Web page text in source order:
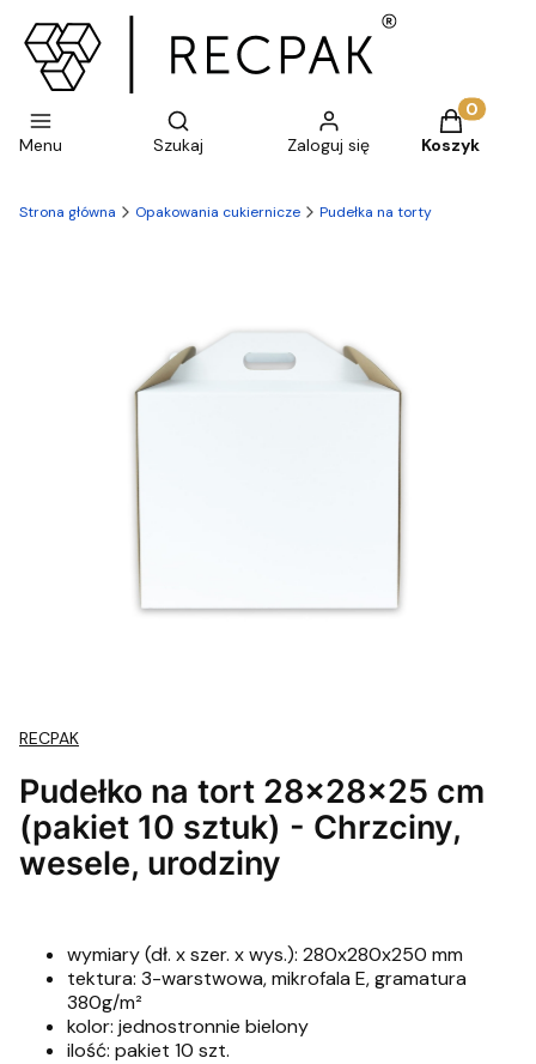
Menu
Otwórz wyszukiwarkę
Szukaj Zaloguj się
Produkty
Koszyk
Strona główna Opakowania cukiernicze Pudełka na torty
RECPAK
Pudełko na tort 28x28x25 cm
(pakiet 10 sztuk) - Chrzciny,
wesele, urodziny
wymiary (dł. x szer. x wys.): 280x280x250 mm
tektura: 3-warstwowa, mikrofala E, gramatura
380g/m²
kolor: jednostronnie bielony
ilość: pakiet 10 szt.